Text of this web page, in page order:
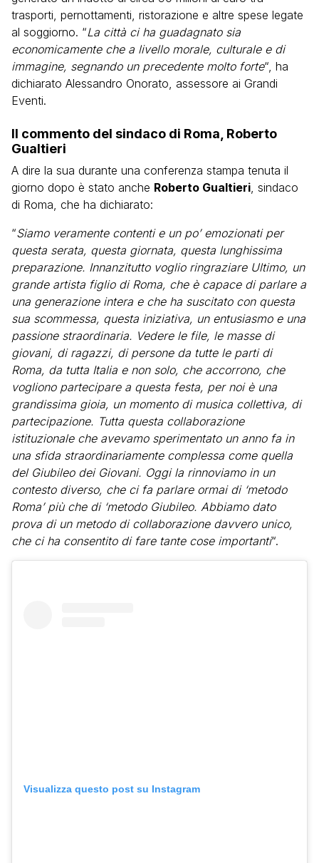
trasporti, pernottamenti, ristorazione e altre spese legate
al soggiorno. “La città ci ha guadagnato sia
economicamente che a livello morale, culturale e di
immagine, segnando un precedente molto forte“, ha
dichiarato Alessandro Onorato, assessore ai Grandi
Eventi.
Il commento del sindaco di Roma, Roberto
Gualtieri
A dire la sua durante una conferenza stampa tenuta il
giorno dopo è stato anche Roberto Gualtieri, sindaco
di Roma, che ha dichiarato:
“Siamo veramente contenti e un po’ emozionati per
questa serata, questa giornata, questa lunghissima
preparazione. Innanzitutto voglio ringraziare Ultimo, un
grande artista figlio di Roma, che è capace di parlare a
una generazione intera e che ha suscitato con questa
sua scommessa, questa iniziativa, un entusiasmo e una
passione straordinaria. Vedere le file, le masse di
giovani, di ragazzi, di persone da tutte le parti di
Roma, da tutta Italia e non solo, che accorrono, che
vogliono partecipare a questa festa, per noi è una
grandissima gioia, un momento di musica collettiva, di
partecipazione. Tutta questa collaborazione
istituzionale che avevamo sperimentato un anno fa in
una sfida straordinariamente complessa come quella
del Giubileo dei Giovani. Oggi la rinnoviamo in un
contesto diverso, che ci fa parlare ormai di ‘metodo
Roma’ più che di ‘metodo Giubileo. Abbiamo dato
prova di un metodo di collaborazione davvero unico,
che ci ha consentito di fare tante cose importanti“.
Visualizza questo post su Instagram